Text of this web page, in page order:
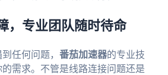
，专业团队随时待命
任何问题， 番茄加速器的专业技
需求。不管是线路连接问题还是